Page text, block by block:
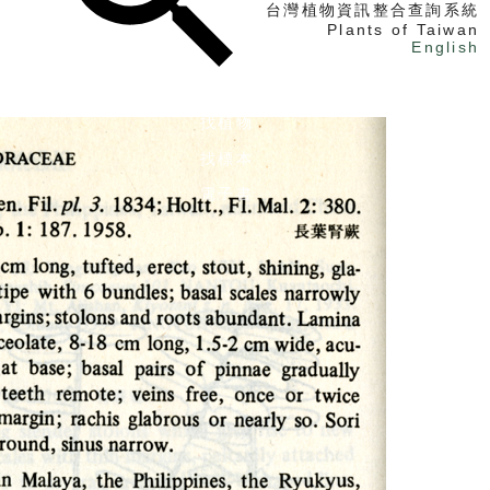
台灣植物資訊整合查詢系統
Plants of Taiwan
English
找植物
找標本
電子書